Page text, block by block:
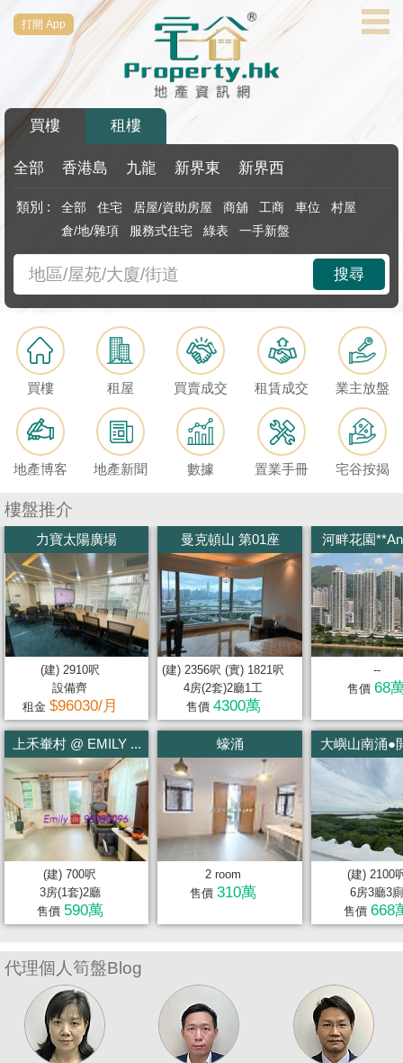
代
理
搵
樓/
交
業
主
盤
宅
谷
按
揭
地
產
博
客
地
產
新
數
據
公
佈
置
業
於
我
們
打開 App
買樓 租樓
全部 香港島 九龍 新界東 新界西
類別 : 全部 住宅 居屋/資助房屋 商舖 工商 車位
村屋
倉/地/雜項
服務式住宅 綠表 一手新盤
搜尋
買樓 租屋 買賣成交 租賃成交 業主放盤
地產博客 地產新聞 數據 置業手冊 宅谷按揭
樓盤推介
力寶太陽廣場
(建) 2910呎
設備齊
租金 $96030/月
上禾輋村 @ EMILY ...
(建) 700呎
3房(1套)2廳
售價 590萬
曼克頓山 第01座
(建) 2356呎 (實) 1821呎
4房(2套)2廳1工
售價 4300萬
蠔涌
2 room
售價 310萬
河畔花園
--
售價 68
大嶼山南涌●
(建) 2100
6房3廳3廁
售價 668
代理個人筍盤Blog